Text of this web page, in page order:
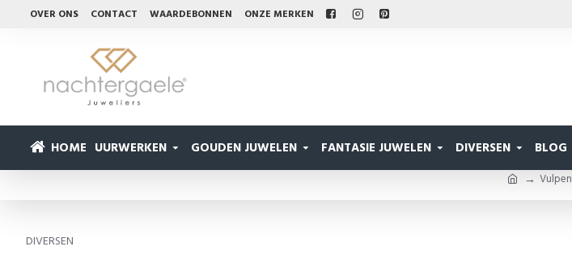
OVER ONS CONTACT WAARDEBONNEN ONZE MERKEN
HOME UURWERKEN GOUDEN JUWELEN FANTASIE JUWELEN DIVERSEN BLOG
Vulpen
DIVERSEN